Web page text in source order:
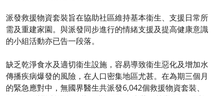
派發救援物資套裝旨在協助社區維持基本衞生、支援日常所
需及重建家園。與派發同步進行的情緒支援及提高健康意識
的小組活動亦已告一段落。
缺乏乾淨食水及適切衞生設施，容易導致衞生惡化及增加水
傳播疾病爆發的風險，在人口密集地區尤甚。在為期三個月
的緊急應對中，無國界醫生共派發6,042個救援物資套裝、